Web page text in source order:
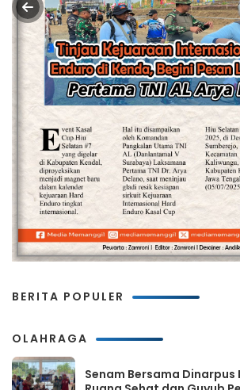
BERITA POPULER
OLAHRAGA
Senam Bersama Dinarpus